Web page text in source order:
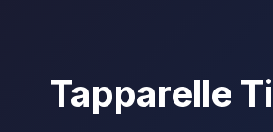
Tapparelle